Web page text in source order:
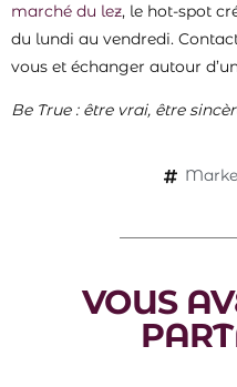
marché du lez, le hot-spot
du lundi au vendredi.
vous et échanger autour
Be True : être vrai, être
VOUS